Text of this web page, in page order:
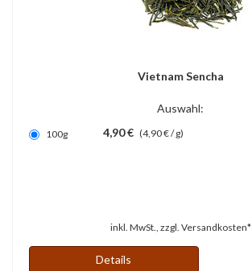
Vietnam Sencha
Auswahl:
100g 4,90 € (4,90 € / g)
inkl. MwSt., zzgl. Versandkosten*
Details